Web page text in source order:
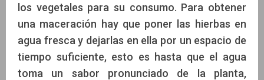
los vegetales para su consumo. Para obtener
una maceración hay que poner las hierbas en
agua fresca y dejarlas en ella por un espacio de
tiempo suficiente, esto es hasta que el agua
toma un sabor pronunciado de la planta,